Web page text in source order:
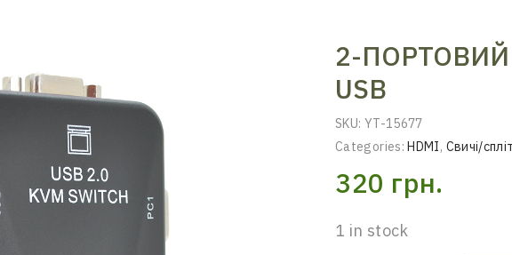
2-ПОРТОВИЙ
USB
SKU: YT-15677
Categories:HDMI, Свичі/
320 грн.
1 in stock